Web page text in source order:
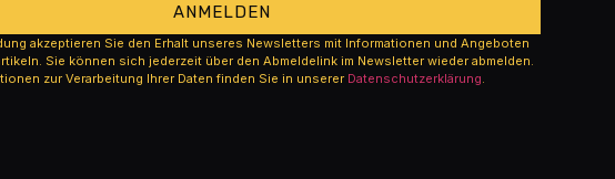
ANMELDEN
akzeptieren Sie den Erhalt unseres Newsletters mit Informationen und Angeboten
Sie können sich jederzeit über den Abmeldelink im Newsletter wieder abmelden.
zur Verarbeitung Ihrer Daten finden Sie in unserer Datenschutzerklärung